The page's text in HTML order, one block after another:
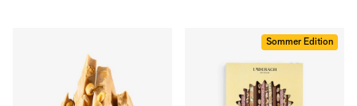
Sommer Edition